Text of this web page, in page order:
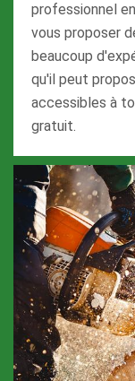
professionnel
vous proposer
beaucoup
qu'il peut
accessibles à
gratuit.